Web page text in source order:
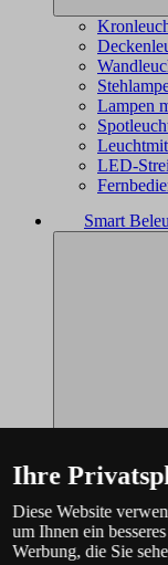
Lampen
LED-
Smart
Ihre
Diese Website
um Ihnen ein
Werbung, die Sie